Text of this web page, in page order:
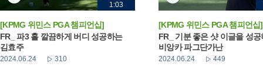
1:03
[KPMG 위민스 PGA 챔피언십]
FR_ 파3 홀 깔끔하게 버디 성공하는
김효주
2024.06.24 310
[KPMG 위민스 PGA 챔피언십]
FR_ 기분 좋은 샷 이글을 성공
비앙카 파그단가난
2024.06.24 449